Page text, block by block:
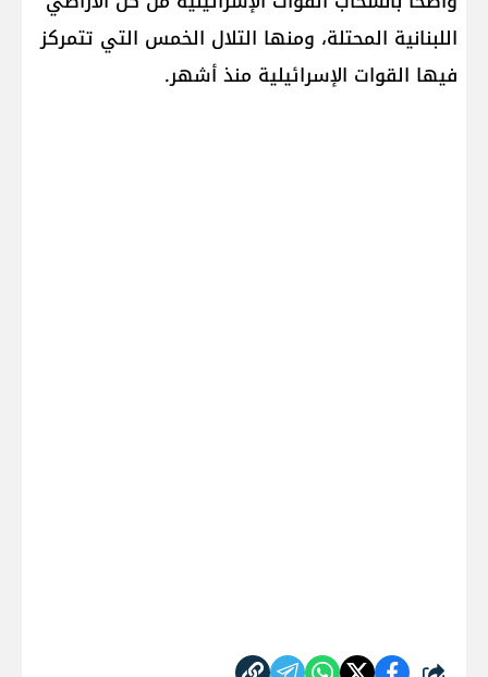
اللبنانية المحتلة، ومنها التلال الخمس التي تتمركز
فيها القوات الإسرائيلية منذ أشهر.